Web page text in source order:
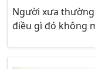
Người xưa
điều gì đó không